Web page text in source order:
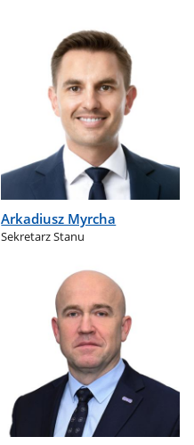
Arkadiusz Myrcha
Sekretarz Stanu